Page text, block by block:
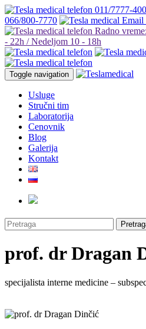
011/7777-400
066/800-7770
Radno
- 22h / Nedeljom 10 - 18h
Toggle navigation
Usluge
Stručni tim
Laboratorija
Cenovnik
Blog
Galerija
Kontakt
prof. dr Dragan
specijalista interne medicine –